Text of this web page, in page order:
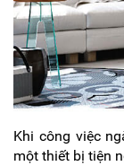
KANGAROO
CÂY
NƯỚC
NÓNG
KANGAROO
LÕI
NƯỚC
Khi công việc
một thiết bị tiện